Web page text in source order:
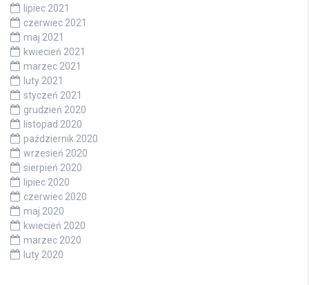
lipiec 2021
czerwiec 2021
maj 2021
kwiecień 2021
marzec 2021
luty 2021
styczeń 2021
grudzień 2020
listopad 2020
październik 2020
wrzesień 2020
sierpień 2020
lipiec 2020
czerwiec 2020
maj 2020
kwiecień 2020
marzec 2020
luty 2020